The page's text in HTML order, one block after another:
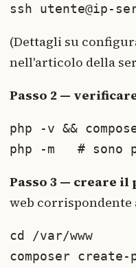
ssh utente@ip-
(Dettagli su
nell'articolo della
Passo 2 —
php -v &&
php -m   #
Passo 3 — creare il
web corrispondente
cd /var/www
composer